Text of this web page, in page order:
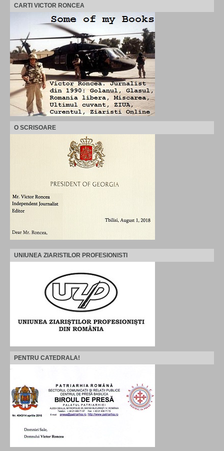
CARTI VICTOR RONCEA
O SCRISOARE
UNIUNEA ZIARISTILOR PROFESIONISTI
PENTRU CATEDRALA!